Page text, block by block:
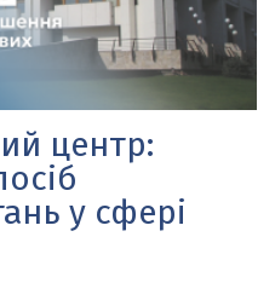
центр:
у сфері